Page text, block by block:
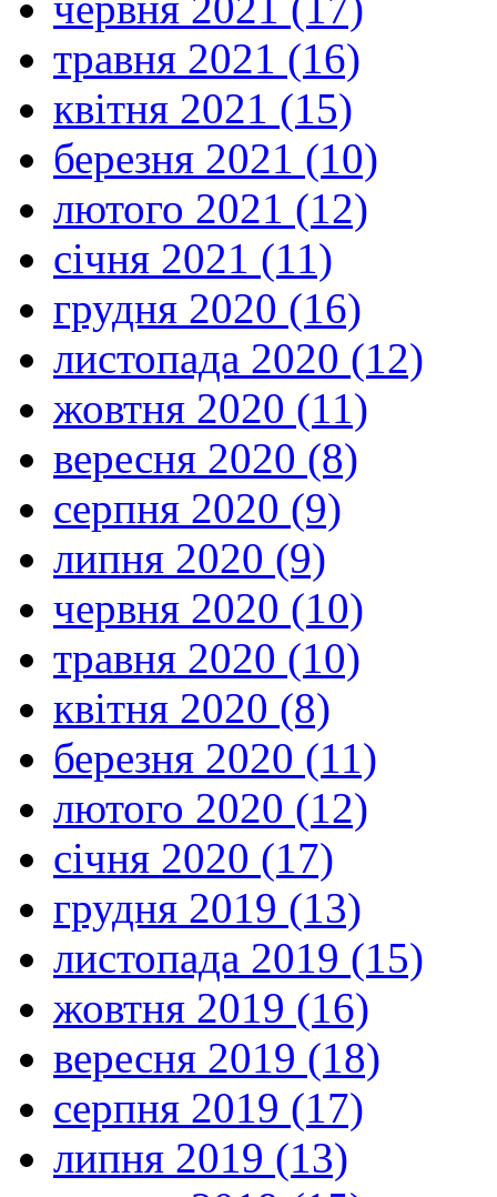
травня 2021 (16)
квітня 2021 (15)
березня 2021 (10)
лютого 2021 (12)
січня 2021 (11)
грудня 2020 (16)
листопада 2020 (12)
жовтня 2020 (11)
вересня 2020 (8)
серпня 2020 (9)
липня 2020 (9)
червня 2020 (10)
травня 2020 (10)
квітня 2020 (8)
березня 2020 (11)
лютого 2020 (12)
січня 2020 (17)
грудня 2019 (13)
листопада 2019 (15)
жовтня 2019 (16)
вересня 2019 (18)
серпня 2019 (17)
липня 2019 (13)